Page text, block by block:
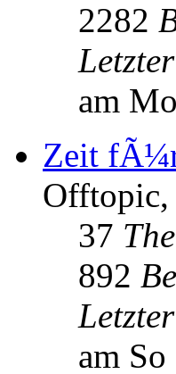
2282
am
Zeit fÃ¼r
Offtopic,
37
892
am